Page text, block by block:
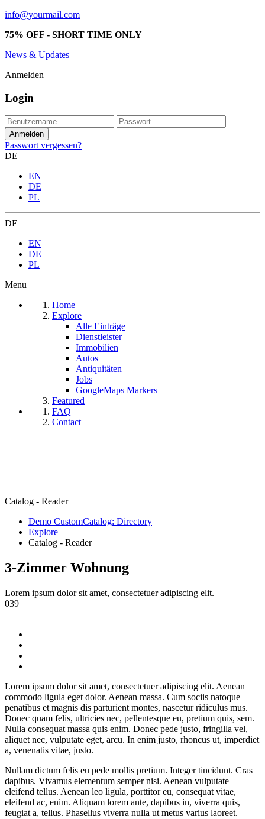
info@yourmail.com
75% OFF - SHORT TIME ONLY
News & Updates
Anmelden
Login
Passwort vergessen?
DE
EN
DE
PL
DE
EN
DE
PL
Menu
Home
Explore
Alle Einträge
Dienstleister
Immobilien
Autos
Antiquitäten
Jobs
GoogleMaps Markers
Featured
FAQ
Contact
Catalog - Reader
Demo CustomCatalog: Directory
Explore
Catalog - Reader
3-Zimmer Wohnung
Lorem ipsum dolor sit amet, consectetuer adipiscing elit.
039
Lorem ipsum dolor sit amet, consectetuer adipiscing elit. Aenean
commodo ligula eget dolor. Aenean massa. Cum sociis natoque
penatibus et magnis dis parturient montes, nascetur ridiculus mus.
Donec quam felis, ultricies nec, pellentesque eu, pretium quis, sem.
Nulla consequat massa quis enim. Donec pede justo, fringilla vel,
aliquet nec, vulputate eget, arcu. In enim justo, rhoncus ut, imperdiet
a, venenatis vitae, justo.
Nullam dictum felis eu pede mollis pretium. Integer tincidunt. Cras
dapibus. Vivamus elementum semper nisi. Aenean vulputate
eleifend tellus. Aenean leo ligula, porttitor eu, consequat vitae,
eleifend ac, enim. Aliquam lorem ante, dapibus in, viverra quis,
feugiat a, tellus. Phasellus viverra nulla ut metus varius laoreet.